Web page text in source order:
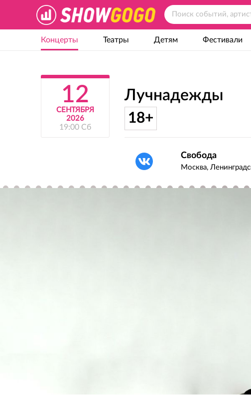
Концерты Театры Детям Фестивали
12
СЕНТЯБРЯ
2026
19:00 Сб
Лучнадежды
18+
Свобода
Москва,